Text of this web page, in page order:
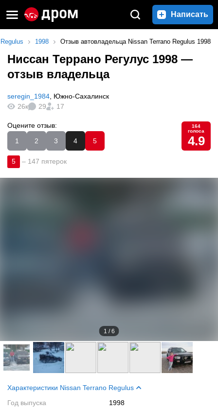
Написать
1998 Отзыв автовладельца Nissan Terrano Regulus 1998
Ниссан Террано Регулус 1998 —
отзыв владельца
seregin_1984 Южно-Сахалинск
26к
29 17
Оцените отзыв:
1
2 3 4 5
164
голоса
4.9
5 – 147 пятерок
1 /6
Характеристики Nissan Terrano Regulus
Год выпуска
1998